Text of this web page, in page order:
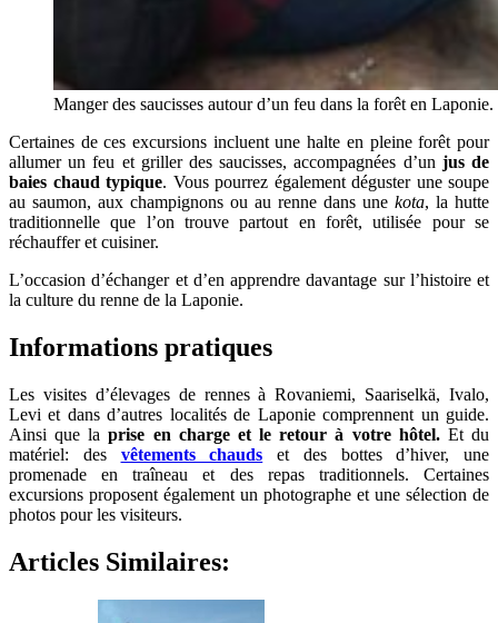
Manger des saucisses autour d’un feu dans la forêt en
Certaines de ces excursions incluent une halte en pleine forêt pour
allumer un feu et griller des saucisses, accompagnées d’un jus de
baies chaud typique. Vous pourrez également déguster une soupe
au saumon, aux champignons ou au renne dans une kota, la hutte
traditionnelle que l’on trouve partout en forêt, utilisée pour se
réchauffer et cuisiner.
L’occasion d’échanger et d’en apprendre davantage sur l’histoire et
la culture du renne de la Laponie.
Informations pratiques
Les visites d’élevages de rennes à Rovaniemi, Saariselkä, Ivalo,
Levi et dans d’autres localités de Laponie comprennent un guide.
Ainsi que laprise en charge et le retour à votre hôtel. Et du
matériel: des vêtements chauds et des bottes d’hiver, une
promenade en traîneau et des repas traditionnels. Certaines
excursions proposent également un photographe et une sélection de
photos pour les visiteurs.
Articles Similaires: